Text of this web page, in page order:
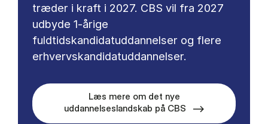
træder i kraft i 2027. CBS vil fra 2027
udbyde 1-årige
fuldtidskandidatuddannelser og flere
erhvervskandidatuddannelser.
Læs mere om det nye
uddannelseslandskab på CBS